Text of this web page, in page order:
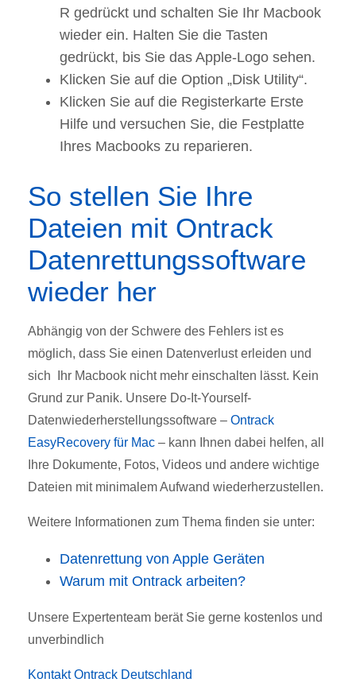
R gedrückt und schalten Sie Ihr Macbook
wieder ein. Halten Sie die Tasten
gedrückt, bis Sie das Apple-Logo sehen.
Klicken Sie auf die Option „Disk Utility“.
Klicken Sie auf die Registerkarte Erste
Hilfe und versuchen Sie, die Festplatte
Ihres Macbooks zu reparieren.
So stellen Sie Ihre
Dateien mit Ontrack
Datenrettungssoftware
wieder her
Abhängig von der Schwere des Fehlers ist es
möglich, dass Sie einen Datenverlust erleiden und
sich Ihr Macbook nicht mehr einschalten lässt. Kein
Grund zur Panik. Unsere Do-It-Yourself-
Datenwiederherstellungssoftware – Ontrack
EasyRecovery für Mac – kann Ihnen dabei helfen, all
Ihre Dokumente, Fotos, Videos und andere wichtige
Dateien mit minimalem Aufwand wiederherzustellen.
Weitere Informationen zum Thema finden sie unter:
Datenrettung von Apple Geräten
Warum mit Ontrack arbeiten?
Unsere Expertenteam berät Sie gerne kostenlos und
unverbindlich
Kontakt Ontrack Deutschland